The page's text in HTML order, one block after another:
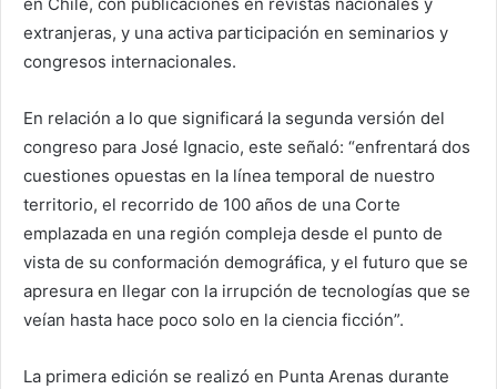
extranjeras, y una activa participación en seminarios y
congresos internacionales.
En relación a lo que significará la segunda versión del
congreso para José Ignacio, este señaló: “enfrentará dos
cuestiones opuestas en la línea temporal de nuestro
territorio, el recorrido de 100 años de una Corte
emplazada en una región compleja desde el punto de
vista de su conformación demográfica, y el futuro que se
apresura en llegar con la irrupción de tecnologías que se
veían hasta hace poco solo en la ciencia ficción”.
La primera edición se realizó en Punta Arenas durante